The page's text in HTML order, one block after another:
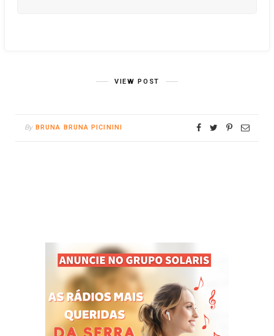
VIEW POST
By BRUNA BRUNA PICININI